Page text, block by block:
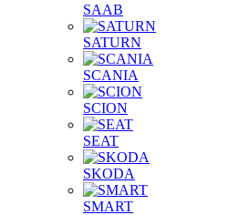
SAAB
SATURN
SCANIA
SCION
SEAT
SKODA
SMART